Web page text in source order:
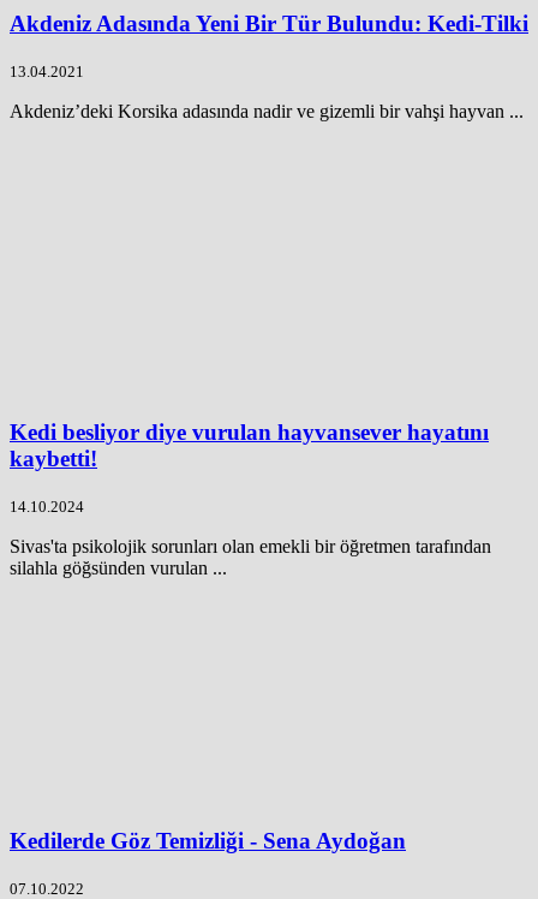
Akdeniz Adasında Yeni Bir Tür Bulundu: Kedi-Tilki
13.04.2021
Akdeniz’deki Korsika adasında nadir ve gizemli bir vahşi hayvan ...
Kedi besliyor diye vurulan hayvansever hayatını
kaybetti!
14.10.2024
Sivas'ta psikolojik sorunları olan emekli bir öğretmen tarafından
silahla göğsünden vurulan ...
Kedilerde Göz Temizliği - Sena Aydoğan
07.10.2022